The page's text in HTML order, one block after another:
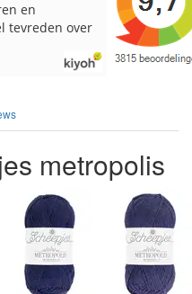
Top. Goed
metropolis